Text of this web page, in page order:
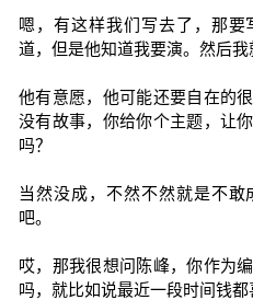
嗯，有这样我们写去了，那
道，但是他知道我要演。然后我
他有意愿，他可能还要自在的
没有故事，你给你个主题，让
吗？
当然没成，不然不然就是不
吧。
哎，那我很想问陈峰，你作为
吗，就比如说最近一段时间钱都